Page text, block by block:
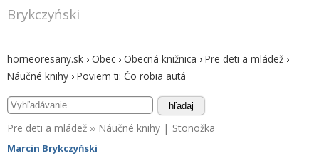
Brykczyński
horneoresany.sk › Obec › Obecná knižnica › Pre deti a mládež ›
Náučné knihy › Poviem ti: Čo robia autá
hľadaj
Pre deti a mládež ›› Náučné knihy | Stonožka
Marcin Brykczyński